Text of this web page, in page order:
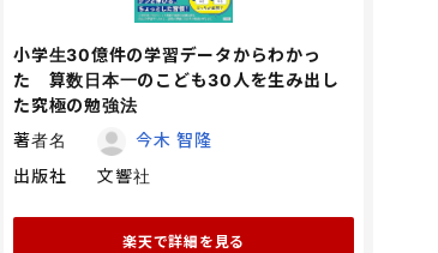
小学生30億件の学習データからわかっ
た 算数日本一のこども30人を生み出し
た究極の勉強法
著者名
今木 智隆
出版社
文響社
楽天で詳細を見る